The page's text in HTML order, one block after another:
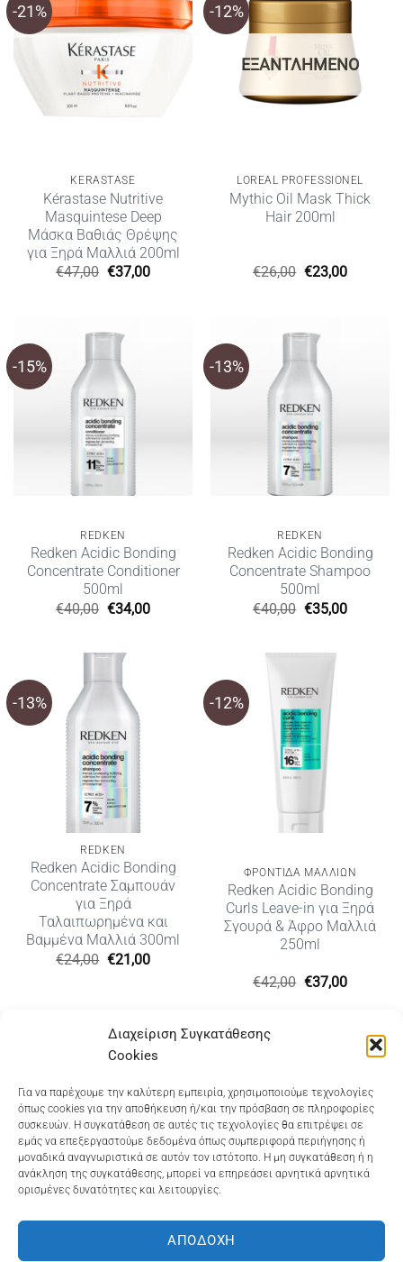
Διαχείριση Συγκατάθεσης
Cookies
Για να παρέχουμε την καλύτερη εμπειρία, χρησιμοποιούμε τεχνολογίες
όπως cookies για την αποθήκευση ή/και την πρόσβαση σε πληροφορίες
συσκευών. Η συγκατάθεση σε αυτές τις τεχνολογίες θα επιτρέψει σε
εμάς να επεξεργαστούμε δεδομένα όπως συμπεριφορά περιήγησης ή
μοναδικά αναγνωριστικά σε αυτόν τον ιστότοπο. Η μη συγκατάθεση ή η
ανάκληση της συγκατάθεσης, μπορεί να επηρεάσει αρνητικά αρνητικά
ορισμένες δυνατότητες και λειτουργίες.
ΑΠΟΔΟΧΉ
-21%
KERASTASE
Kérastase Nutritive
Masquintese Deep
Μάσκα Βαθιάς Θρέψης
για Ξηρά Μαλλιά 200ml
€47,00 Original
€37,00Η
-12%
ΕΞΑΝΤΛΗΜΈΝΟ
LOREAL PROFESSIONEL
Mythic Oil Mask Thick
Hair 200ml
€26,00 Original
€23,00Η
-15%
REDKEN
Redken Acidic Bonding
Concentrate Conditioner
500ml
€40,00 Original
price
€40,00.
€34,00Η
-13%
REDKEN
Redken Acidic Bonding
Concentrate Shampoo
500ml
€40,00 Original
price
€40,00.
€35,00Η
-13%
REDKEN
Redken Acidic Bonding
Concentrate Σαμπουάν
για Ξηρά
Ταλαιπωρημένα και
Βαμμένα Μαλλιά 300ml
€24,00 Original
price
€21,00Η
-12%
ΦΡΟΝΤΙΔΑ ΜΑΛΛΙΩΝ
Redken Acidic Bonding
Curls Leave-in για Ξηρά
Σγουρά & Άφρο Μαλλιά
250ml
€42,00 Original
price
€37,00Η
€37,00.
Dioni Hair Care, Ζυμβρακάκηδων 33, τηλ 28210
91906
Dioni Hair Spa, Κ. Σφακιανάκη 5, τηλ 28210 94712
On
ΤΡΟΠΟΙ ΠΛΗΡΩΜΗΣ ΠΟΛΙΤΙΚΉ ΕΠΙΣΤΡΟΦΏΝ